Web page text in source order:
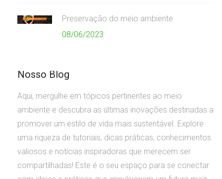
Preservação do meio ambiente
08/06/2023
Nosso Blog
Aqui, mergulhe em tópicos pertinentes ao meio
ambiente e descubra as últimas inovações destinadas a
promover um estilo de vida mais sustentável. Explore
uma riqueza de tutoriais, dicas práticas, conhecimentos
valiosos e notícias inspiradoras que merecem ser
compartilhadas! Este é o seu espaço para se conectar